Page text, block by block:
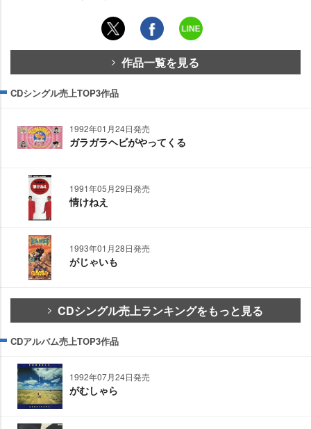
作品一覧を見る
CDシングル売上TOP3作品
1992年01月24日発売
ガラガラヘビがやってくる
1991年05月29日発売
情けねえ
1993年01月28日発売
がじゃいも
CDシングル売上ランキングをもっと見る
CDアルバム売上TOP3作品
1992年07月24日発売
がむしゃら